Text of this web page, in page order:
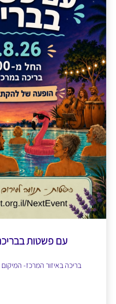
עם פשטות בבריכה -
בריכה באיזור המרכז-